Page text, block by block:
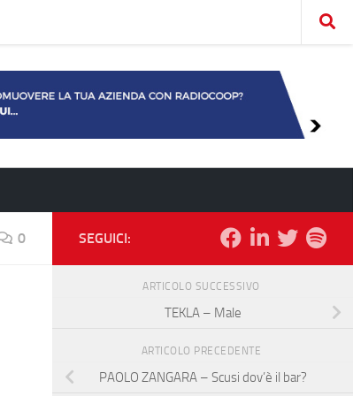
0 SEGUICI:
ARTICOLO SUCCESSIVO
TEKLA – Male
ARTICOLO PRECEDENTE
PAOLO ZANGARA – Scusi dov’è il bar?